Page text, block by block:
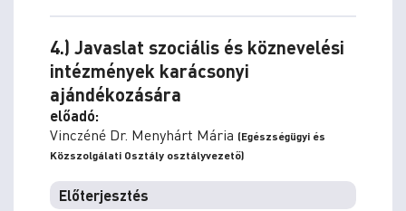
4.) Javaslat szociális és köznevelési
intézmények karácsonyi
ajándékozására
előadó:
Vinczéné Dr. Menyhárt Mária (Egészségügyi és
Közszolgálati Osztály osztályvezető)
Előterjesztés